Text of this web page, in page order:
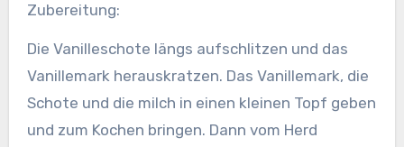
Zubereitung:
Die Vanilleschote längs aufschlitzen und das
Vanillemark herauskratzen. Das Vanillemark, die
Schote und die milch in einen kleinen Topf geben
und zum Kochen bringen. Dann vom Herd